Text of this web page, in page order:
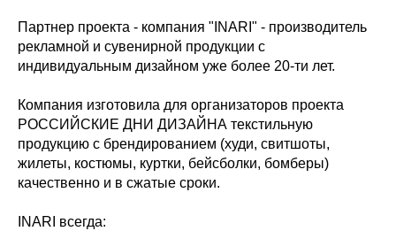
Партнер проекта - компания "INARI" - производитель
рекламной и сувенирной продукции с
индивидуальным дизайном уже более 20-ти лет.
Компания изготовила для организаторов проекта
РОССИЙСКИЕ ДНИ ДИЗАЙНА текстильную
продукцию с брендированием (худи, свитшоты,
жилеты, костюмы, куртки, бейсболки, бомберы)
качественно и в сжатые сроки.
INARI всегда: